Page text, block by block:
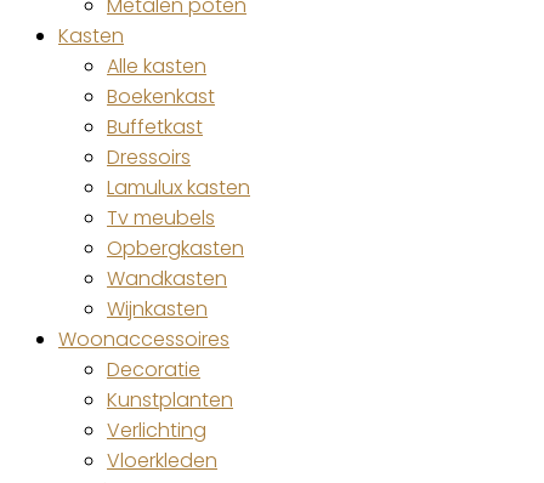
Kasten
Alle kasten
Boekenkast
Buffetkast
Dressoirs
Lamulux kasten
Tv meubels
Opbergkasten
Wandkasten
Wijnkasten
Woonaccessoires
Decoratie
Kunstplanten
Verlichting
Vloerkleden